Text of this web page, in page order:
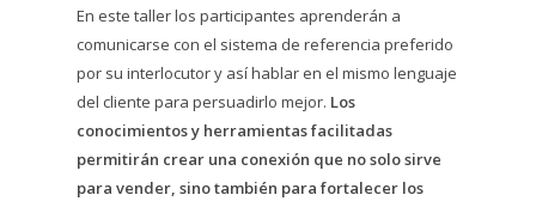
En este taller los participantes aprenderán a
comunicarse con el sistema de referencia preferido
por su interlocutor y así hablar en el mismo lenguaje
del cliente para persuadirlo mejor. Los
conocimientos y herramientas facilitadas
permitirán crear una conexión que no solo sirve
para vender, sino también para fortalecer los